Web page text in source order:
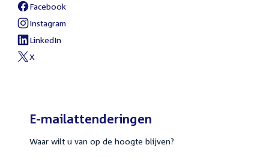
External
link:
Facebook
External
link:
Instagram
External
link:
LinkedIn
External
X
E-mailattenderingen
Waar wilt u van op de hoogte blijven?